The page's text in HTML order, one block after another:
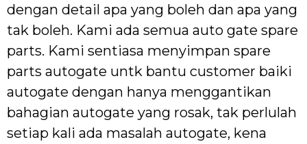
dengan detail apa yang boleh dan apa yang
tak boleh. Kami ada semua auto gate spare
parts. Kami sentiasa menyimpan spare
parts autogate untk bantu customer baiki
autogate dengan hanya menggantikan
bahagian autogate yang rosak, tak perlulah
setiap kali ada masalah autogate, kena